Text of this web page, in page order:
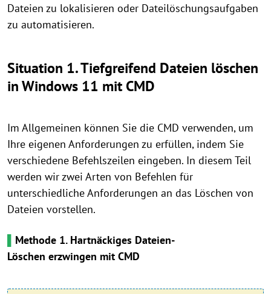
Dateien zu lokalisieren oder Dateilöschungsaufgaben
zu automatisieren.
Situation 1. Tiefgreifend Dateien löschen
in Windows 11 mit CMD
Im Allgemeinen können Sie die CMD verwenden, um
Ihre eigenen Anforderungen zu erfüllen, indem Sie
verschiedene Befehlszeilen eingeben. In diesem Teil
werden wir zwei Arten von Befehlen für
unterschiedliche Anforderungen an das Löschen von
Dateien vorstellen.
Methode 1. Hartnäckiges Dateien-
Löschen erzwingen mit CMD